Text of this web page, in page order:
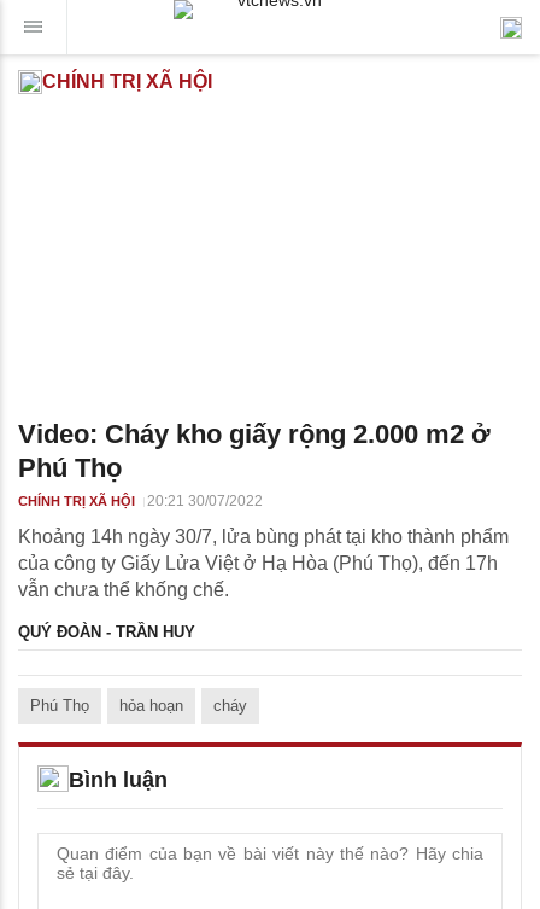
CHÍNH TRỊ XÃ HỘI
Video: Cháy kho giấy rộng 2.000 m2 ở
Phú Thọ
CHÍNH TRỊ XÃ HỘI 20:21 30/07/2022
Khoảng 14h ngày 30/7, lửa bùng phát tại kho thành phẩm
của công ty Giấy Lửa Việt ở Hạ Hòa (Phú Thọ), đến 17h
vẫn chưa thể khống chế.
QUÝ ĐOÀN - TRẦN HUY
Phú Thọ hỏa hoạn cháy
Bình luận